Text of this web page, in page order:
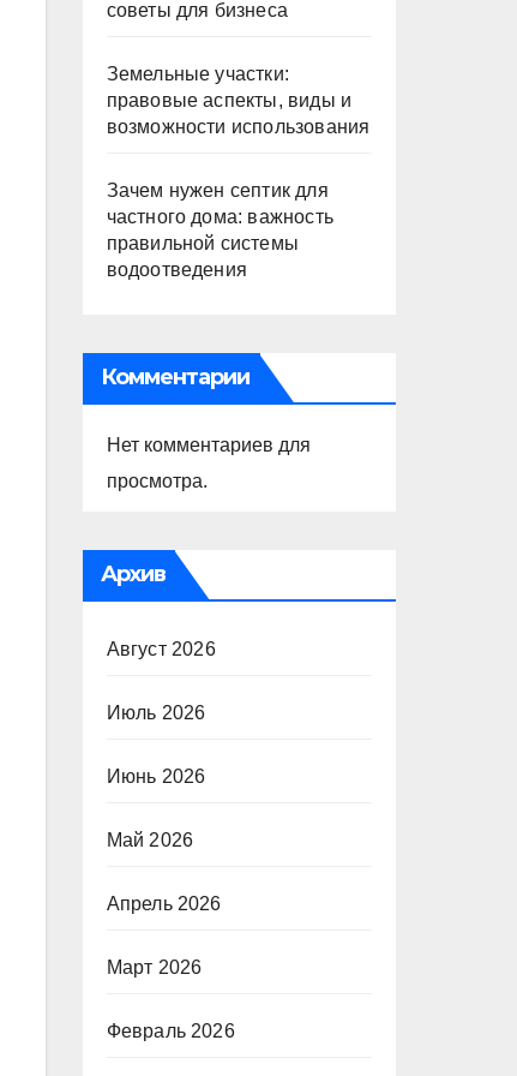
советы для бизнеса
Земельные участки:
правовые аспекты, виды и
возможности использования
Зачем нужен септик для
частного дома: важность
правильной системы
водоотведения
Комментарии
Нет комментариев для
просмотра.
Архив
Август 2026
Июль 2026
Июнь 2026
Май 2026
Апрель 2026
Март 2026
Февраль 2026